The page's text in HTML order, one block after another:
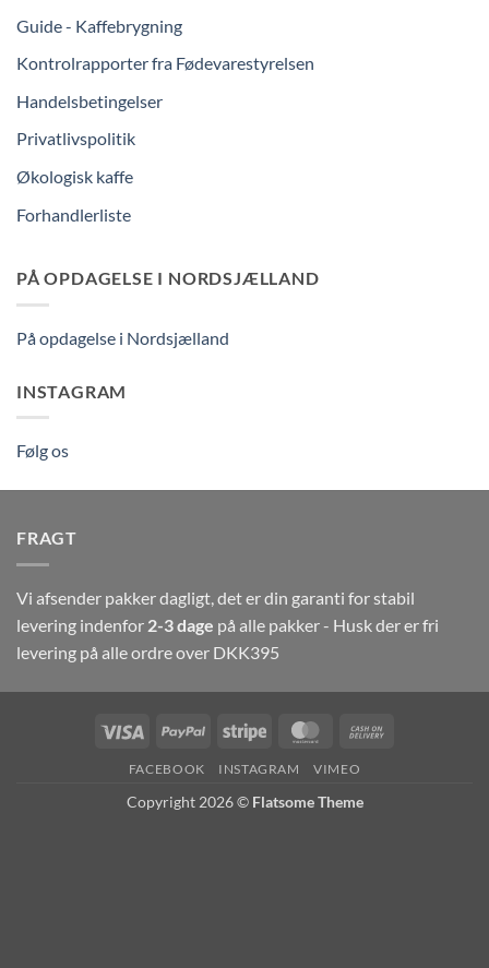
Guide - Kaffebrygning
Kontrolrapporter fra Fødevarestyrelsen
Handelsbetingelser
Privatlivspolitik
Økologisk kaffe
Forhandlerliste
PÅ OPDAGELSE I NORDSJÆLLAND
På opdagelse i Nordsjælland
INSTAGRAM
Følg os
FRAGT
Vi afsender pakker dagligt, det er din garanti for stabil
levering indenfor 2-3 dage på alle pakker - Husk der er fri
levering på alle ordre over DKK395
Visa PayPal Stripe MasterCard
FACEBOOK INSTAGRAM VIMEO
Copyright 2026 © Flatsome Theme